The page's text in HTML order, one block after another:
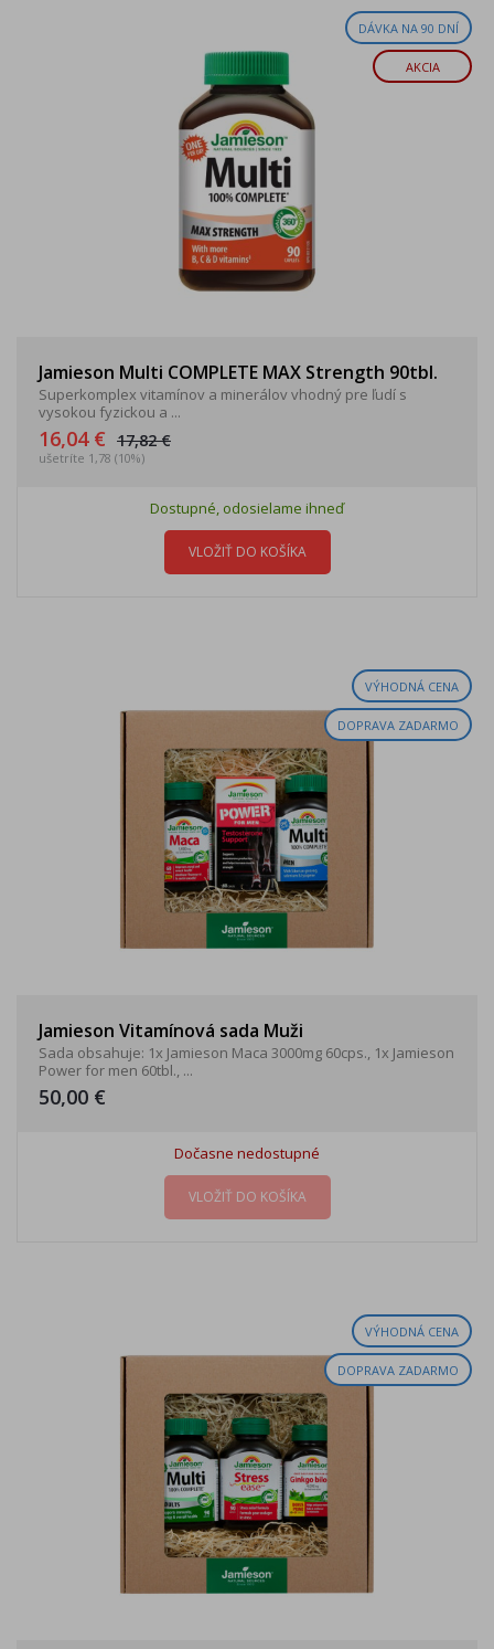
DÁVKA NA 90 DNÍ
AKCIA
Jamieson Multi COMPLETE MAX Strength 90tbl.
Superkomplex vitamínov a minerálov vhodný pre ľudí s
vysokou fyzickou a ...
16,04 € 17,82 €
ušetríte 1,78 (10%)
Dostupné, odosielame ihneď
VLOŽIŤ DO KOŠÍKA
VÝHODNÁ CENA
DOPRAVA ZADARMO
Jamieson Vitamínová sada Muži
Sada obsahuje: 1x Jamieson Maca 3000mg 60cps., 1x Jamieson
Power for men 60tbl., ...
50,00 €
Dočasne nedostupné
VLOŽIŤ DO KOŠÍKA
VÝHODNÁ CENA
DOPRAVA ZADARMO